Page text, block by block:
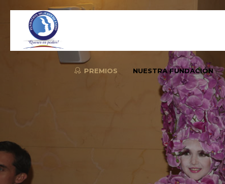
PREMIOS NUESTRA FUNDACIÓN